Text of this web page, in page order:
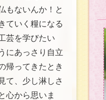
もないんか！と
ていく糧になる
芸を学びたい
にあっさり自立
帰ってきたとき
て、少し淋しさ
心から思いま